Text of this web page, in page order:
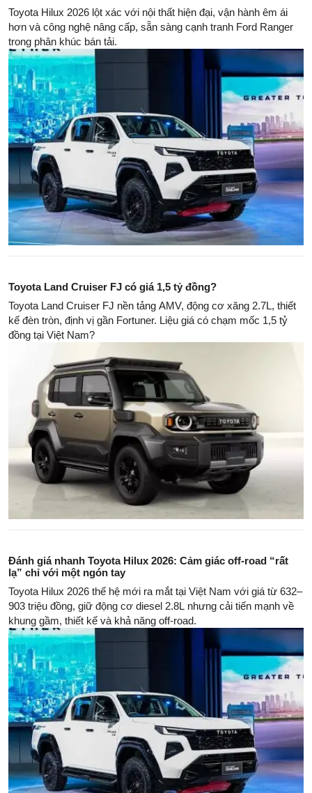
Toyota Hilux 2026 lột xác với nội thất hiện đại, vận hành êm ái
hơn và công nghệ nâng cấp, sẵn sàng cạnh tranh Ford Ranger
trong phân khúc bán tải.
Toyota Land Cruiser FJ có giá 1,5 tỷ đồng?
Toyota Land Cruiser FJ nền tảng AMV, động cơ xăng 2.7L, thiết
kế đèn tròn, định vị gần Fortuner. Liệu giá có chạm mốc 1,5 tỷ
đồng tại Việt Nam?
Đánh giá nhanh Toyota Hilux 2026: Cảm giác off-road “rất
lạ” chỉ với một ngón tay
Toyota Hilux 2026 thế hệ mới ra mắt tại Việt Nam với giá từ 632–
903 triệu đồng, giữ động cơ diesel 2.8L nhưng cải tiến mạnh về
khung gầm, thiết kế và khả năng off-road.